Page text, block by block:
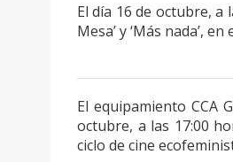
El día 16 de octubre, a
Mesa’ y ‘Más nada’,
El equipamiento CCA
octubre, a las 17:00
ciclo de cine